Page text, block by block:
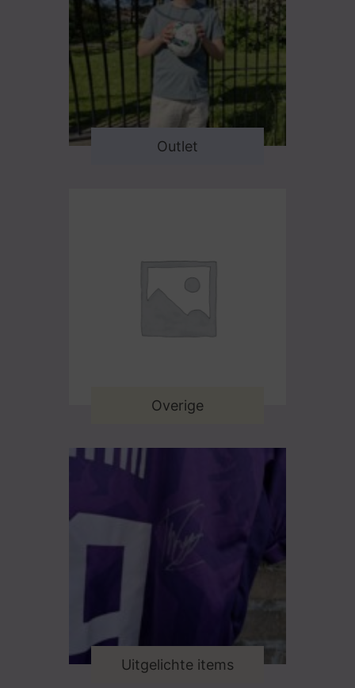
Outlet
Overige
Uitgelichte items